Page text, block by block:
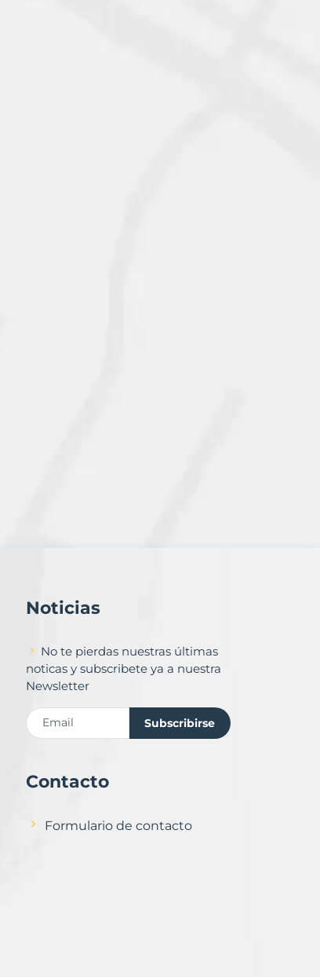
Noticias
No te pierdas nuestras últimas
noticas y subscribete ya a nuestra
Newsletter
Subscribirse
Contacto
Formulario de contacto